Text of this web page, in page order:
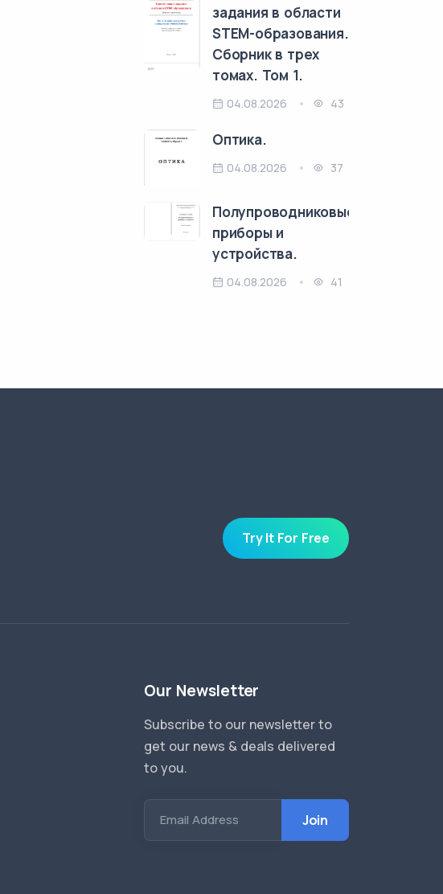
задания в области
STEM-образования.
Сборник в трех
томах. Том 1.
04.08.2026 43
Оптика.
04.08.2026 37
Полупроводниковые
приборы и
устройства.
04.08.2026 41
Try It For Free
Our Newsletter
Subscribe to our newsletter to
get our news & deals delivered
to you.
Email Address